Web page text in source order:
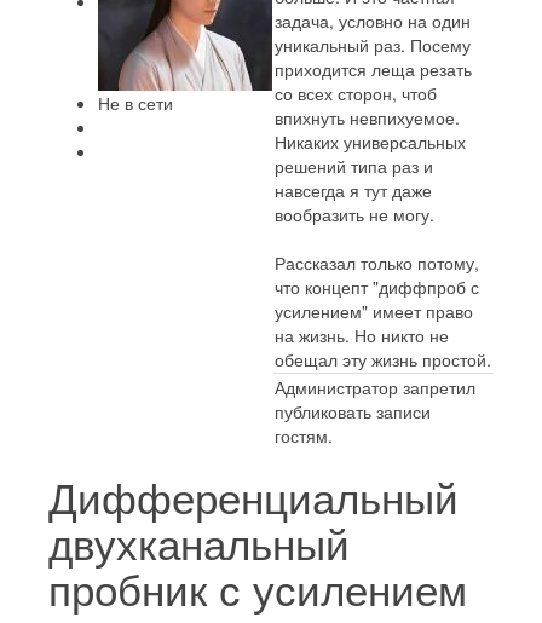
Не в сети
задача, условно на один
уникальный раз. Посему
приходится леща резать
со всех сторон, чтоб
впихнуть невпихуемое.
Никаких универсальных
решений типа раз и
навсегда я тут даже
вообразить не могу.
Рассказал только потому,
что концепт "диффпроб с
усилением" имеет право
на жизнь. Но никто не
обещал эту жизнь простой.
Администратор запретил
публиковать записи
гостям.
Дифференциальный
двухканальный
пробник с усилением